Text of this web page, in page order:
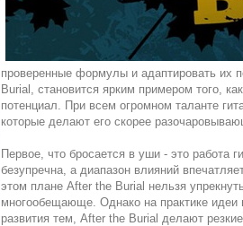
проверенные формулы и адаптировать их
Burial, становится ярким примером того,
потенциал. При всем огромном таланте
которые делают его скорее
Первое, что бросается в уши - это работа
безупречна, а диапазон влияний
этом плане After the Burial нельзя
многообещающе. Однако на практике идеи
развития тем, After the Burial делают